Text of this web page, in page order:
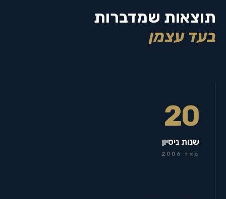
תוצאות שמדברות
בעד עצמן
20
שנות ניסיון
מאז 2006